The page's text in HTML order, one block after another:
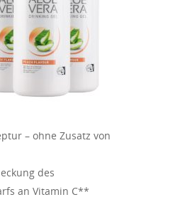
– ohne Zusatz von
des
an Vitamin C**